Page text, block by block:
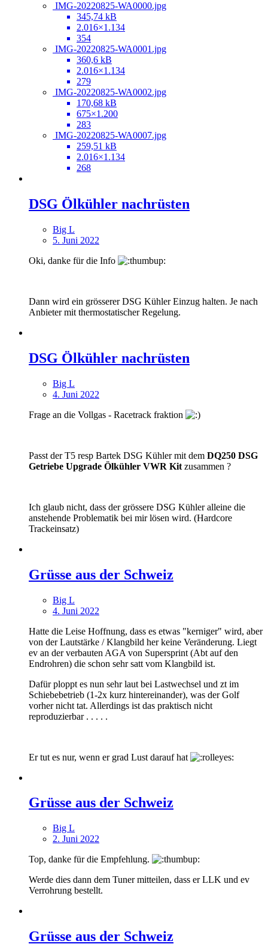
IMG-20220825-WA0000.jpg
345,74 kB
2.016×1.134
354
IMG-20220825-WA0001.jpg
360,6 kB
2.016×1.134
279
IMG-20220825-WA0002.jpg
170,68 kB
675×1.200
283
IMG-20220825-WA0007.jpg
259,51 kB
2.016×1.134
268
DSG Ölkühler nachrüsten
Big L
5. Juni 2022
Oki, danke für die Info
Dann wird ein grösserer DSG Kühler Einzug halten. Je nach
Anbieter mit thermostatischer Regelung.
DSG Ölkühler nachrüsten
Big L
4. Juni 2022
Frage an die Vollgas - Racetrack fraktion
Passt der T5 resp Bartek DSG Kühler mit dem DQ250 DSG
Getriebe Upgrade Ölkühler VWR Kit zusammen ?
Ich glaub nicht, dass der grössere DSG Kühler alleine die
anstehende Problematik bei mir lösen wird. (Hardcore
Trackeinsatz)
Grüsse aus der Schweiz
Big L
4. Juni 2022
Hatte die Leise Hoffnung, dass es etwas "kerniger" wird, aber
von der Lautstärke / Klangbild her keine Veränderung. Liegt
ev an der verbauten AGA von Supersprint (Abt auf den
Endrohren) die schon sehr satt vom Klangbild ist.
Dafür ploppt es nun sehr laut bei Lastwechsel und zt im
Schiebebetrieb (1-2x kurz hintereinander), was der Golf
vorher nicht tat. Allerdings ist das praktisch nicht
reproduzierbar . . . . .
Er tut es nur, wenn er grad Lust darauf hat
Grüsse aus der Schweiz
Big L
2. Juni 2022
Top, danke für die Empfehlung.
Werde dies dann dem Tuner mitteilen, dass er LLK und ev
Verrohrung bestellt.
Grüsse aus der Schweiz